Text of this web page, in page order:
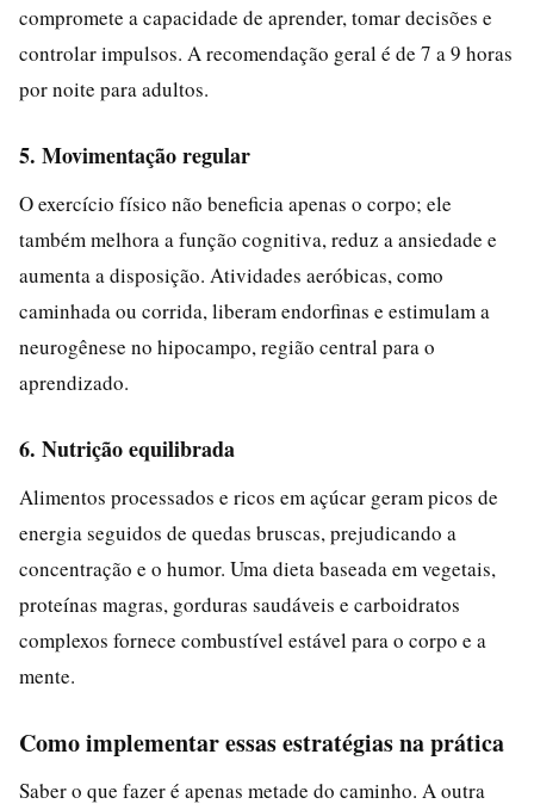
compromete a capacidade de aprender, tomar decisões e
controlar impulsos. A recomendação geral é de 7 a 9 horas
por noite para adultos.
5. Movimentação regular
O exercício físico não beneficia apenas o corpo; ele
também melhora a função cognitiva, reduz a ansiedade e
aumenta a disposição. Atividades aeróbicas, como
caminhada ou corrida, liberam endorfinas e estimulam a
neurogênese no hipocampo, região central para o
aprendizado.
6. Nutrição equilibrada
Alimentos processados e ricos em açúcar geram picos de
energia seguidos de quedas bruscas, prejudicando a
concentração e o humor. Uma dieta baseada em vegetais,
proteínas magras, gorduras saudáveis e carboidratos
complexos fornece combustível estável para o corpo e a
mente.
Como implementar essas estratégias na prática
Saber o que fazer é apenas metade do caminho. A outra